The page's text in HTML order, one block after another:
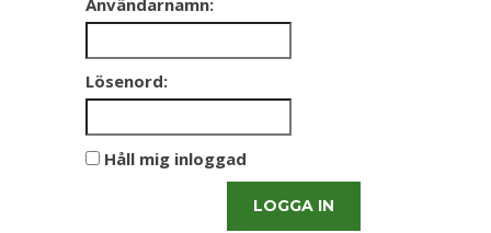
Lösenord:
Håll mig inloggad
LOGGA IN